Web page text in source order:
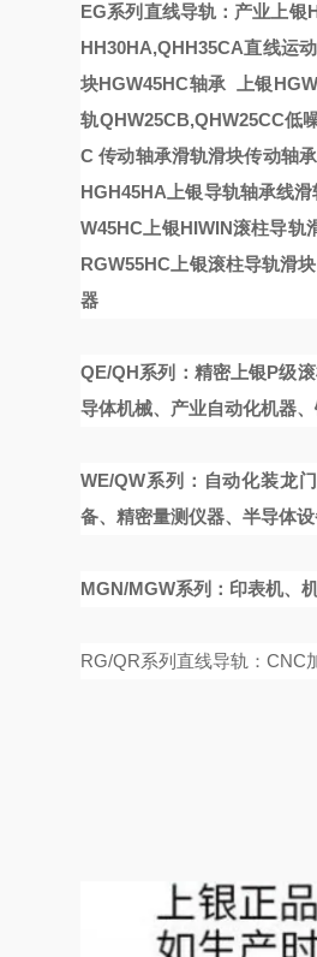
EG系列直线导轨：产业 上
HH30HA,QHH35CA直线运
块HGW45HC轴承
上银
轨QHW25CB,QHW25CC低
C 传动轴承滑轨滑块传动轴承
HGH45HA上银导轨轴承线滑
W45HC上银HIWIN滚柱导轨
RGW55HC上银滚柱导轨滑块
器
QE/QH系列：精密上银P级
导体机械、产业自动化机器
WE/QW系列：自动化装龙
备、精密量测仪器、半导体
MGN/MGW系列：印表机、
RG/QR系列直线导轨：CNC